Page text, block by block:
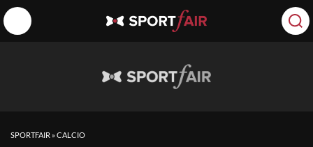
SPORTFAIR »CALCIO